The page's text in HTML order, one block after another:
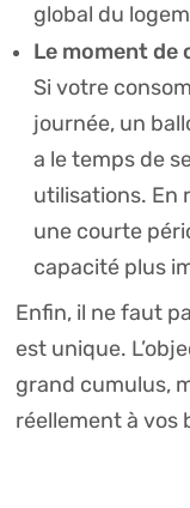
global du
Le moment de
Si votre
journée, un
a le temps de
utilisations. En
une courte
capacité plus
Enfin, il ne faut
est unique.
grand cumulus,
réellement à vos